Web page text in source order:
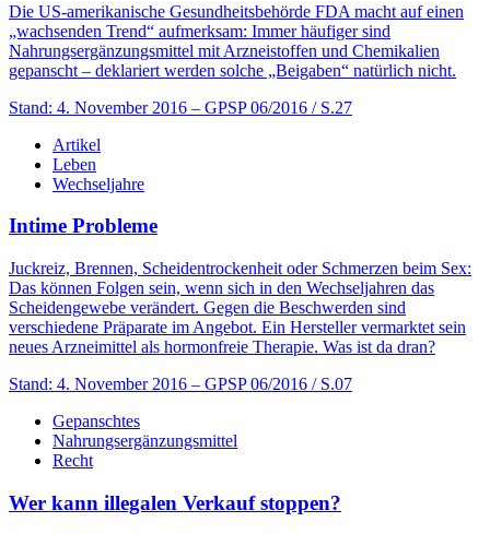
Die US-amerikanische Gesundheitsbehörde FDA macht auf einen
„wachsenden Trend“ aufmerksam: Immer häufiger sind
Nahrungsergänzungsmittel mit Arzneistoffen und Chemikalien
gepanscht – deklariert werden solche „Beigaben“ natürlich nicht.
Stand: 4. November 2016 – GPSP 06/2016 / S.27
Artikel
Leben
Wechseljahre
Intime Probleme
Juckreiz, Brennen, Scheidentrockenheit oder Schmerzen beim Sex:
Das können Folgen sein, wenn sich in den Wechseljahren das
Scheidengewebe verändert. Gegen die Beschwerden sind
verschiedene Präparate im Angebot. Ein Hersteller vermarktet sein
neues Arzneimittel als hormonfreie Therapie. Was ist da dran?
Stand: 4. November 2016 – GPSP 06/2016 / S.07
Gepanschtes
Nahrungsergänzungsmittel
Recht
Wer kann illegalen Verkauf stoppen?